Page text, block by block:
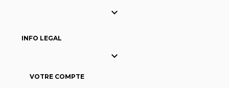

INFO LEGAL

VOTRE COMPTE